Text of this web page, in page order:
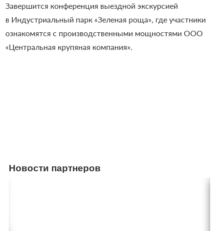
Завершится конференция выездной экскурсией
в Индустриальный парк «Зеленая роща», где участники
ознакомятся с производственными мощностями ООО
«Центральная крупяная компания».
Новости партнеров